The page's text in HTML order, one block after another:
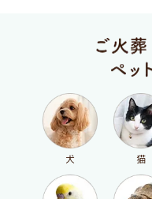
犬 猫